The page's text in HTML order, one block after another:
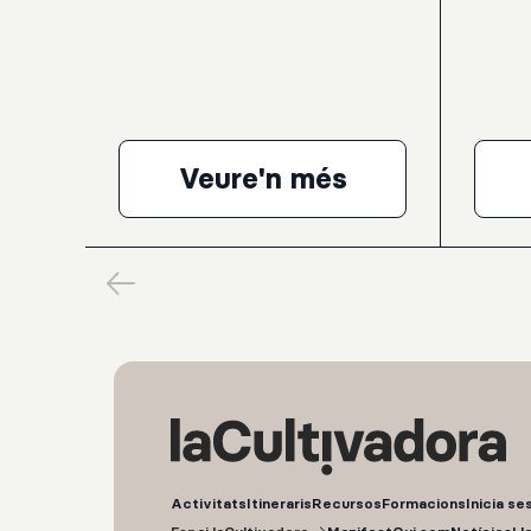
Veure'n mésPierre Laurent
ActivitatsItinerarisRecursosFormacionsInicia